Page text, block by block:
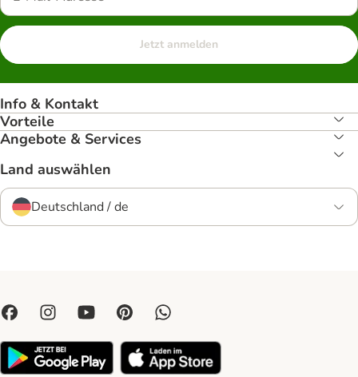
Jetzt anmelden
Info & Kontakt
Vorteile
Angebote & Services
Land auswählen
Deutschland / de